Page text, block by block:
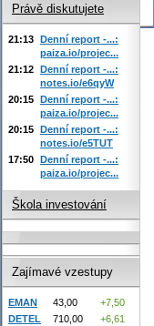
Právě diskutujete
21:13 Denní report -...:
paiza.io/projec...
21:12 Denní report -...:
notes.io/e6qyW
20:15 Denní report -...:
paiza.io/projec...
20:15 Denní report -...:
notes.io/e5TUT
17:50 Denní report -...:
paiza.io/projec...
Škola investování
Zajímavé vzestupy
EMAN 43,00
+7,50
DETEL
710,00
+6,61